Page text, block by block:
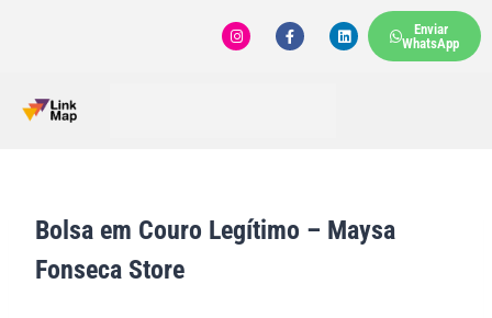
Enviar
WhatsApp
Bolsa em Couro Legítimo – Maysa
Fonseca Store